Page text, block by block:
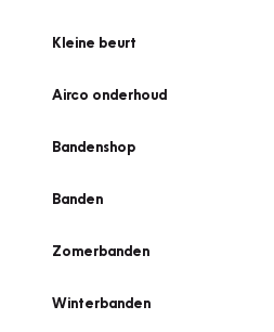
Kleine beurt
Airco onderhoud
Bandenshop
Banden
Zomerbanden
Winterbanden